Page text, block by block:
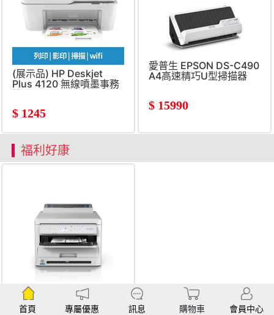
(展示品) HP Deskjet
Plus 4120 無線噴墨事務
機
$ 1245
愛普生 EPSON DS-C490
A4高速精巧U型掃描器
$ 15990
福利好康
【全新福利品】EPSON
WF-M5399 黑白高速商
首頁 專屬優惠 訊息 購物車 會員中心